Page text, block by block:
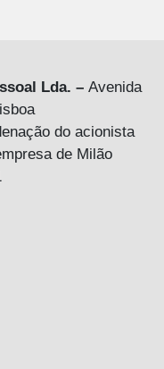
Lda. – Avenida
do acionista
de Milão